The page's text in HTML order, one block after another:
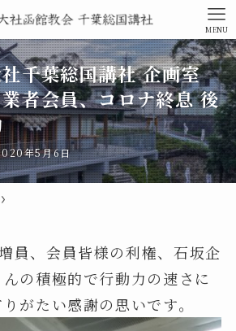
MENU
千葉総国講社 企画室
者会員、コロナ終息 後
年5月6日
員、会員皆様の利権、石坂企
の積極的で行動力の速さに
がたい感謝の思いです。